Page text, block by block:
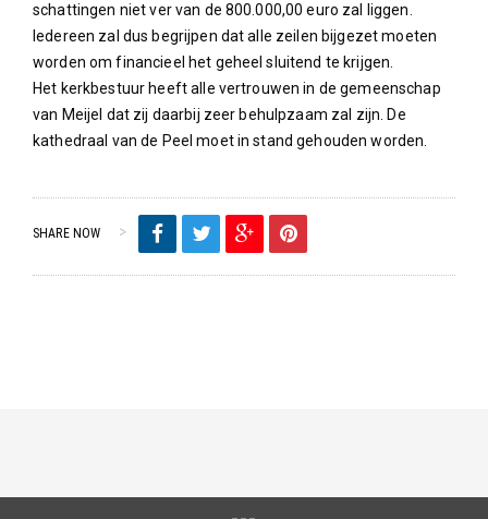
schattingen niet ver van de 800.000,00 euro zal liggen.
Iedereen zal dus begrijpen dat alle zeilen bijgezet moeten
worden om financieel het geheel sluitend te krijgen.
Het kerkbestuur heeft alle vertrouwen in de gemeenschap
van Meijel dat zij daarbij zeer behulpzaam zal zijn. De
kathedraal van de Peel moet in stand gehouden worden.
SHARE NOW